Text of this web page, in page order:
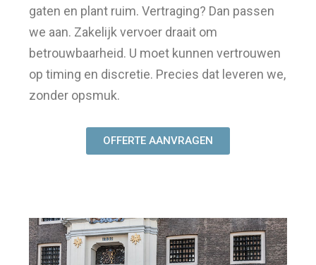
gaten en plant ruim. Vertraging? Dan passen
we aan. Zakelijk vervoer draait om
betrouwbaarheid. U moet kunnen vertrouwen
op timing en discretie. Precies dat leveren we,
zonder opsmuk.
OFFERTE AANVRAGEN